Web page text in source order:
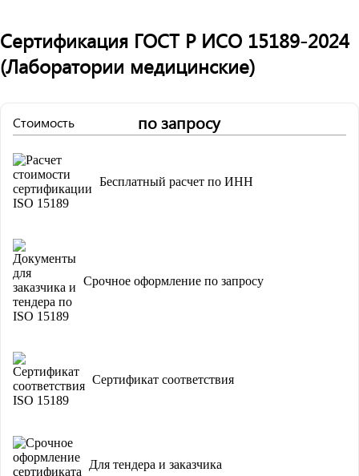
Сертификация ГОСТ Р ИСО 15189-2024
(Лаборатории медицинские)
Стоимость по запросу
Бесплатный расчет по ИНН
Срочное оформление по запросу
Сертификат соответствия
Для тендера и заказчика